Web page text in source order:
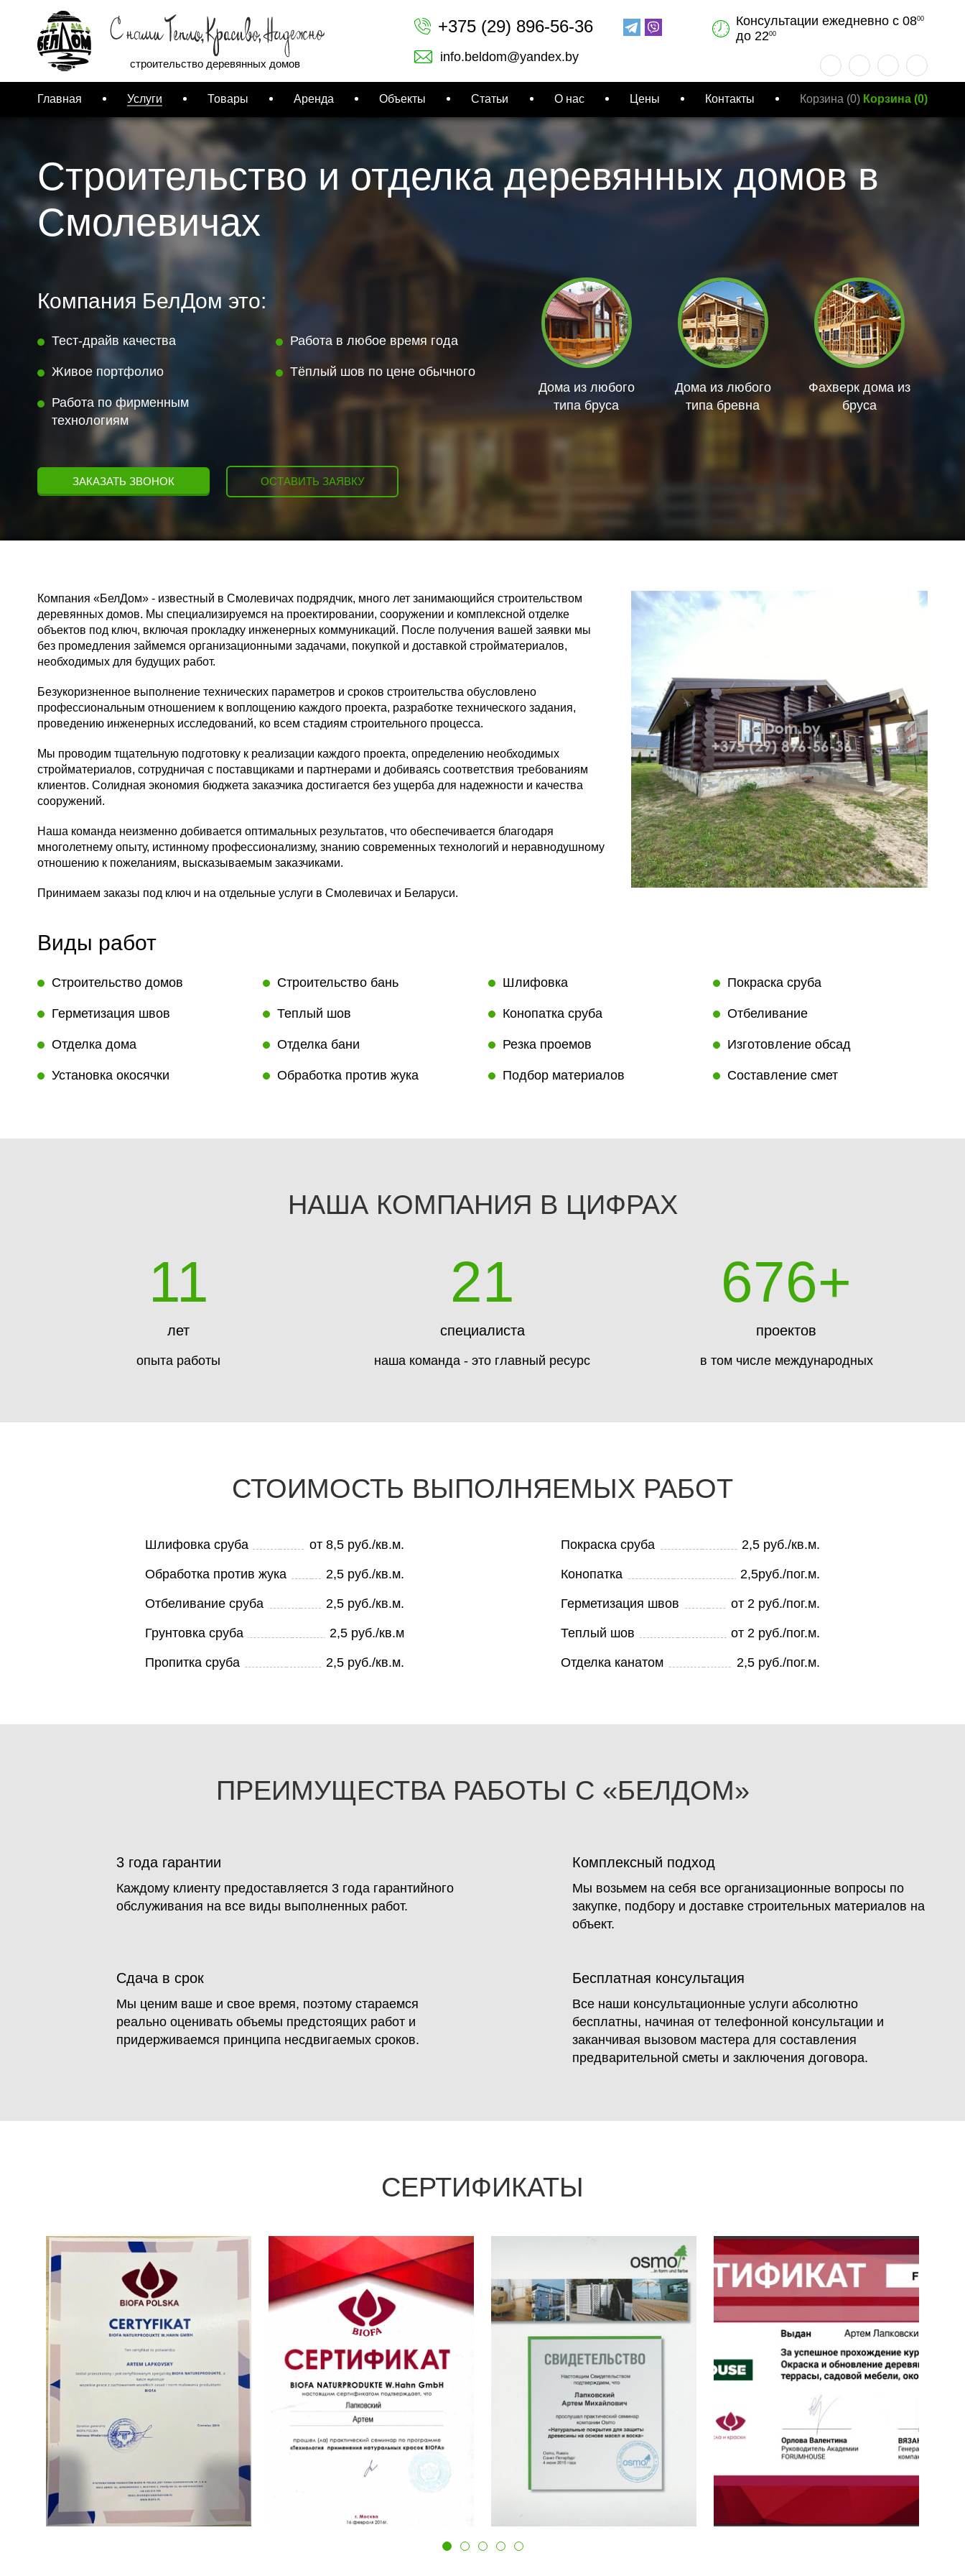
строительство деревянных домов
+375 (29) 896-56-36
info.beldom@yandex.by
Консультации ежедневно с 0800
до 2200
Главная Услуги Товары Аренда Объекты Статьи О нас Цены Контакты Корзина (0) Корзина(0)
Строительство и отделка деревянных домов в
Смолевичах
Компания БелДом это:
Тест-драйв качества Работа в любое время года
Живое портфолио Тёплый шов по цене обычного
Работа по фирменным
технологиям
Дома из любого
типа бруса
Дома из любого
типа бревна
Фахверк дома из
бруса
ЗАКАЗАТЬ ЗВОНОК ОСТАВИТЬ ЗАЯВКУ
Компания «БелДом» - известный в Смолевичах подрядчик, много лет занимающийся строительством
деревянных домов. Мы специализируемся на проектировании, сооружении и комплексной отделке
объектов под ключ, включая прокладку инженерных коммуникаций. После получения вашей заявки мы
без промедления займемся организационными задачами, покупкой и доставкой стройматериалов,
необходимых для будущих работ.
Безукоризненное выполнение технических параметров и сроков строительства обусловлено
профессиональным отношением к воплощению каждого проекта, разработке технического задания,
проведению инженерных исследований, ко всем стадиям строительного процесса.
Мы проводим тщательную подготовку к реализации каждого проекта, определению необходимых
стройматериалов, сотрудничая с поставщиками и партнерами и добиваясь соответствия требованиям
клиентов. Солидная экономия бюджета заказчика достигается без ущерба для надежности и качества
сооружений.
Наша команда неизменно добивается оптимальных результатов, что обеспечивается благодаря
многолетнему опыту, истинному профессионализму, знанию современных технологий и неравнодушному
отношению к пожеланиям, высказываемым заказчиками.
Принимаем заказы под ключ и на отдельные услуги в Смолевичах и Беларуси.
Виды работ
Строительство домов Строительство бань Шлифовка Покраска сруба
Герметизация швов Теплый шов Конопатка сруба Отбеливание
Отделка дома Отделка бани Резка проемов Изготовление обсад
Установка окосячки Обработка против жука Подбор материалов Составление смет
НАША КОМПАНИЯ В ЦИФРАХ
12
лет
опыта работы
24
специалиста
наша команда - это главный ресурс
780+
проектов
в том числе международных
СТОИМОСТЬ ВЫПОЛНЯЕМЫХ РАБОТ
Шлифовка сруба от 8,5 руб./кв.м.
Обработка против жука 2,5 руб./кв.м.
Отбеливание сруба 2,5 руб./кв.м.
Грунтовка сруба 2,5 руб./кв.м
Пропитка сруба 2,5 руб./кв.м.
Покраска сруба 2,5 руб./кв.м.
Конопатка 2,5руб./пог.м.
Герметизация швов от 2 руб./пог.м.
Теплый шов от 2 руб./пог.м.
Отделка канатом 2,5 руб./пог.м.
ПРЕИМУЩЕСТВА РАБОТЫ С «БЕЛДОМ»
3 года гарантии
Каждому клиенту предоставляется 3 года гарантийного
обслуживания на все виды выполненных работ.
Комплексный подход
Мы возьмем на себя все организационные вопросы по
закупке, подбору и доставке строительных материалов на
объект.
Сдача в срок
Мы ценим ваше и свое время, поэтому стараемся
реально оценивать объемы предстоящих работ и
придерживаемся принципа несдвигаемых сроков.
Бесплатная консультация
Все наши консультационные услуги абсолютно
бесплатны, начиная от телефонной консультации и
заканчивая вызовом мастера для составления
предварительной сметы и заключения договора.
СЕРТИФИКАТЫ